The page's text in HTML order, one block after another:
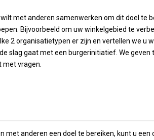
met anderen samenwerken om dit doel te
Bijvoorbeeld om uw winkelgebied te
2 organisatietypen er zijn en vertellen we u
slag gaat met een burgerinitiatief. We
vragen.
met anderen een doel te bereiken, kunt u